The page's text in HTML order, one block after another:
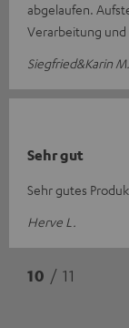
abgelaufen.
Verarbeitung und
Siegfried&Karin M.
Sehr gut
Sehr gutes
Herve L.
10 / 11